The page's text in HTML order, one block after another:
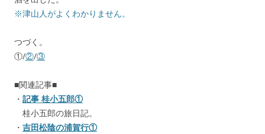
※津山人がよくわかりません。
つづく。
①/②/③
■関連記事■
・ 記事 桂小五郎①
桂小五郎の旅日記。
・ 吉田松陰の浦賀行①